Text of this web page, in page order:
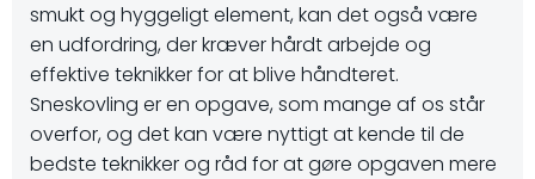
smukt og hyggeligt element, kan det også være
en udfordring, der kræver hårdt arbejde og
effektive teknikker for at blive håndteret.
Sneskovling er en opgave, som mange af os står
overfor, og det kan være nyttigt at kende til de
bedste teknikker og råd for at gøre opgaven mere